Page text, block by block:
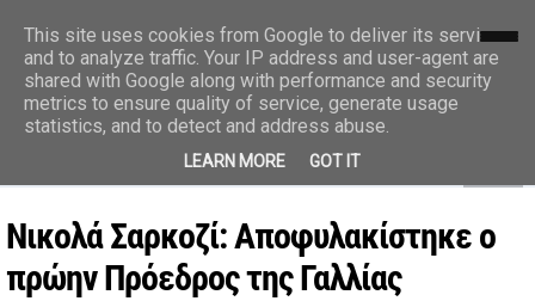
styranews.gr
Ειδήσεις-Γεγονότα-Επικαιρότητα
Νικολά Σαρκοζί: Αποφυλακίστηκε ο
πρώην Πρόεδρος της Γαλλίας
This site uses cookies from Google to deliver its services
and to analyze traffic. Your IP address and user-agent are
shared with Google along with performance and security
metrics to ensure quality of service, generate usage
statistics, and to detect and address abuse.
LEARN MORE GOT IT